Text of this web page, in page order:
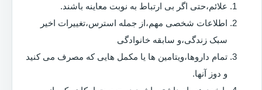
علائم،حتی اگر بی ارتباط به نوبت معاینه باشند.
اطلاعات شخصی مهم،از جمله استرس،تغییرات اخیر
سبک زندگی،و سابقه خانوادگی
تمام داروها،ویتامین ها یا مکمل هایی که مصرف می کنید
و دوز آنها.